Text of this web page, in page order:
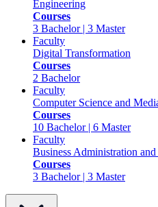
Engineering
Courses
3 Bachelor | 3 Master
Faculty
Digital Transformation
Courses
2 Bachelor
Faculty
Computer Science and
Courses
10 Bachelor | 6 Master
Faculty
Business Administration
Courses
3 Bachelor | 3 Master